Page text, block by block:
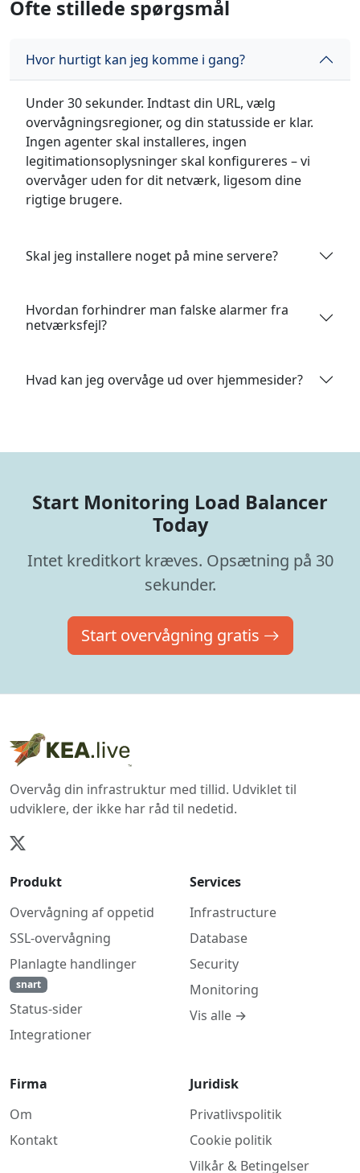
Ofte stillede spørgsmål
Hvor hurtigt kan jeg komme i gang?
Under 30 sekunder. Indtast din URL, vælg
overvågningsregioner, og din statusside er klar.
Ingen agenter skal installeres, ingen
legitimationsoplysninger skal konfigureres – vi
overvåger uden for dit netværk, ligesom dine
rigtige brugere.
Skal jeg installere noget på mine servere?
Hvordan forhindrer man falske alarmer fra
netværksfejl?
Hvad kan jeg overvåge ud over hjemmesider?
Start Monitoring Load Balancer
Today
Intet kreditkort kræves. Opsætning på 30
sekunder.
Start overvågning gratis
Overvåg din infrastruktur med tillid. Udviklet til
udviklere, der ikke har råd til nedetid.
Produkt
Overvågning af oppetid
SSL-overvågning
Planlagte handlinger
snart
Status-sider
Integrationer
Services
Infrastructure
Database
Security
Monitoring
Vis alle →
Firma
Om
Kontakt
Juridisk
Privatlivspolitik
Cookie politik
Vilkår & Betingelser